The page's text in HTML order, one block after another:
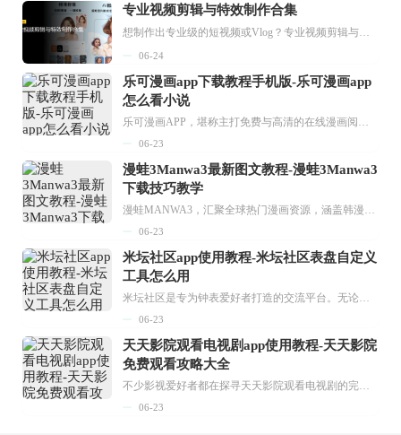
专业视频剪辑与特效制作合集
想制作出专业级的短视频或Vlog？专业视频剪辑与特效制作大全专题为你提供了从剪辑、抠像到特效包装的全套解决方案。无论是添加炫酷的片头、进行精准的视频抠图，还是制...
06-24
乐可漫画app下载教程手机版-乐可漫画app
怎么看小说
乐可漫画APP，堪称主打免费与高清的在线漫画阅读神器。其官方版提供海量完整版漫画资源，无论是国内漫画，还是日漫、韩漫、台漫、美漫等国外漫画，应有尽有，随时供你阅读。只需轻点一下，便能直接进入阅读界面。不仅如此，乐可漫画最新版本更新速度极快，在这里，你总能抢先看到全网一手漫画章节内容！...
06-23
漫蛙3Manwa3最新图文教程-漫蛙3Manwa3
下载技巧教学
漫蛙MANWA3，汇聚全球热门漫画资源，涵盖韩漫、欧美漫画、国漫等多种类型，题材丰富多样，全方位满足用户阅读喜好。它不仅是阅读平台，更是创作平台，为广大用户打造零门槛创作环境。...
06-23
米坛社区app使用教程-米坛社区表盘自定义
工具怎么用
米坛社区是专为钟表爱好者打造的交流平台。无论你是初涉钟表领域的普通爱好者，还是拥有多年收藏经验的资深玩家，都能在此找到属于自己的天地。 无需注册，就能轻松参与其中。通过专业的讨论论坛与丰富的交互功能，你可与世界各地的钟表爱好者畅快交流。若你钟情于钟表，米坛社区无疑是值得一试的理想之选。在这里，你能获取最新的手表资讯，交流见解，提升鉴赏品味，让每一块手表都成为收藏故事中重要的一部分。感兴趣的朋友，不要错过下载机会。...
06-23
天天影院观看电视剧app使用教程-天天影院
免费观看攻略大全
不少影视爱好者都在探寻天天影院观看电视剧的完整方法，结合最新平台使用规则，本篇新手入门攻略全面讲解观看渠道、检索流程、播放设置以及画面模式调整等实用内容。全文适配手机、电脑等主流设备，步骤简洁易懂，无论是初次使用的新手，还是想要优化观影体验的用户，都能参照内容快速上手，熟练掌握平台各项操作技巧，轻松畅享影视内容。...
06-23